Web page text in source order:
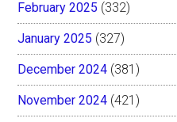
February 2025 (332)
January 2025 (327)
December 2024 (381)
November 2024 (421)